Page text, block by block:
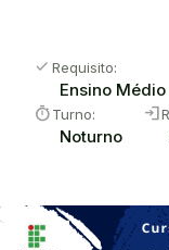
check Requisito:
Ensino
timerTurno:
Noturno
login